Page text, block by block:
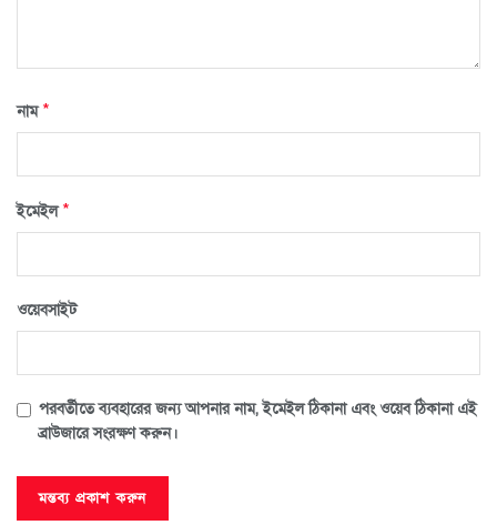
নাম*
ইমেইল*
ওয়েবসাইট
পরবর্তীতে ব্যবহারের জন্য আপনার নাম, ইমেইল ঠিকানা এবং ওয়েব ঠিকানা এই
ব্রাউজারে সংরক্ষণ করুন।